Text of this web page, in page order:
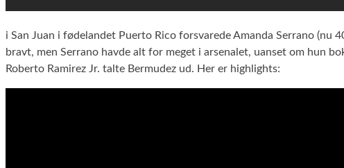
i San Juan i fødelandet Puerto Rico forsvarede Amanda Serrano
bravt, men Serrano havde alt for meget i arsenalet, uanset om hun
Roberto Ramirez Jr. talte Bermudez ud. Her er highlights: